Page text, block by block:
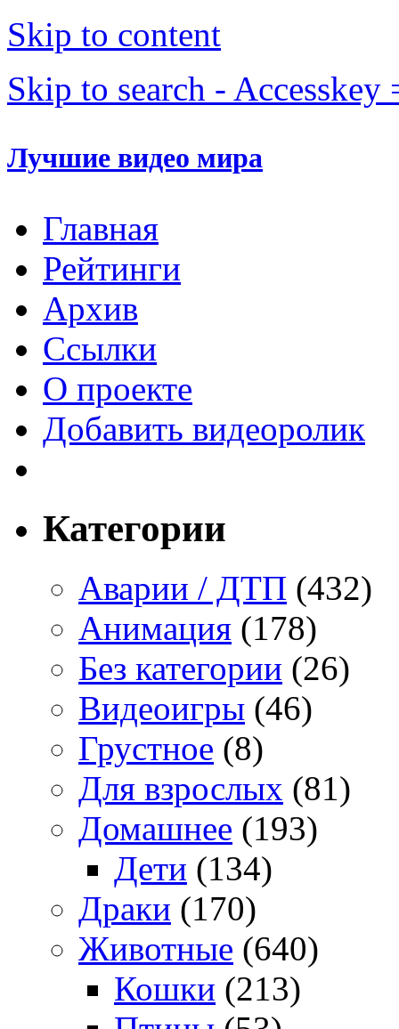
Skip to content
Skip to search - Accesskey
Лучшие видео мира
Главная
Рейтинги
Архив
Ссылки
О проекте
Добавить видеоролик
Категории
Аварии / ДТП (432)
Анимация (178)
Без категории (26)
Видеоигры (46)
Грустное (8)
Для взрослых (81)
Домашнее (193)
Дети (134)
Драки (170)
Животные (640)
Кошки (213)